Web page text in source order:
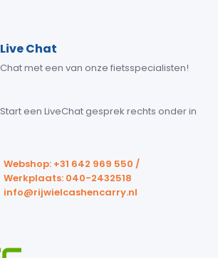
Live Chat
Chat met een van onze fietsspecialisten!
Start een LiveChat gesprek rechts onder in
Webshop: +31 642 969 550 /
Werkplaats: 040-2432518
info@rijwielcashencarry.nl